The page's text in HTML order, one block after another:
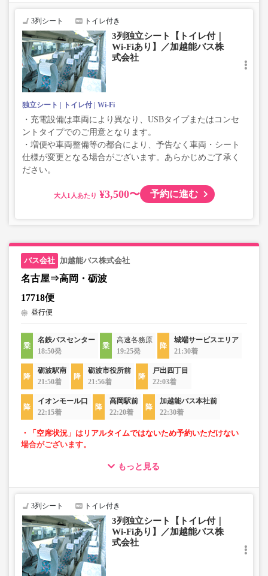
・移動時間を快適に過ごせるWi-Fi付
3列シート トイレ付き
3列独立シート【トイレ付｜
Wi-Fiあり】／加越能バス株
式会社
独立シート トイレ付 Wi-Fi
・充電設備は車両により異なり、USBタイプまたはコンセ
ントタイプでのご用意となります。
・増便や車両整備等の都合により、予告なく車両・シート
仕様が変更となる場合がございます。あらかじめご了承く
ださい。
大人 ¥3,500〜 予約に進む
加越能バス株式会社
名古屋⇒高岡・砺波
17718便
昼行便
名鉄バスセンター
18:50発
高速各務原
19:25発
城端サービスエリア
21:30着
砺波駅南
21:50着
砺波市役所前
21:56着
戸出四丁目
22:03着
イオンモール口
22:15着
高岡駅前
22:20着
加越能バス本社前
22:30着
・「空席状況」はリアルタイムではないため予約いただけない
場合がございます。
・ゆったり過ごせる3列独立シート車両での運行
・移動時間を快適に過ごせるWi-Fi付
もっと見る
3列シート トイレ付き
3列独立シート【トイレ付｜
Wi-Fiあり】／加越能バス株
式会社